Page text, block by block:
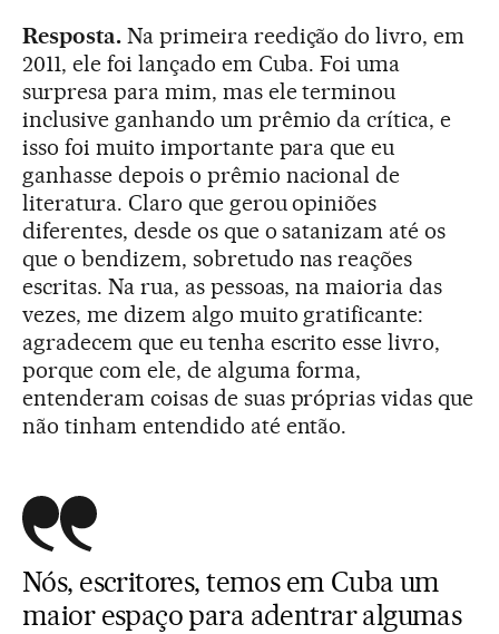
Resposta.Na primeira reedição do livro, em
2011, ele foi lançado em Cuba. Foi uma
surpresa para mim, mas ele terminou
inclusive ganhando um prêmio da crítica, e
isso foi muito importante para que eu
ganhasse depois o prêmio nacional de
literatura. Claro que gerou opiniões
diferentes, desde os que o satanizam até os
que o bendizem, sobretudo nas reações
escritas. Na rua, as pessoas, na maioria das
vezes, me dizem algo muito gratificante:
agradecem que eu tenha escrito esse livro,
porque com ele, de alguma forma,
entenderam coisas de suas próprias vidas que
não tinham entendido até então.
Nós, escritores, temos em Cuba um
maior espaço para adentrar algumas